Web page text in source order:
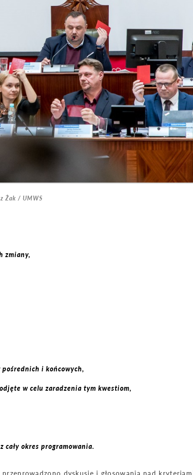
Żak / UMWS
zmiany,
i końcowych,
w celu zaradzenia tym kwestiom,
cały okres programowania.